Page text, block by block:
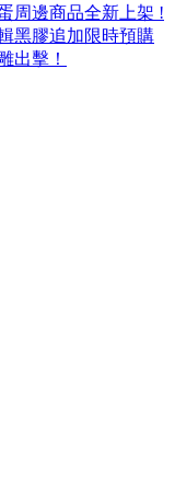
周邊商品全新上架 !
黑膠追加限時預購
出擊！